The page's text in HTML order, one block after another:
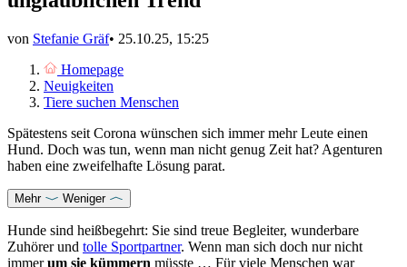
von Stefanie Gräf• 25.10.25, 15:25
Homepage
Neuigkeiten
Tiere suchen Menschen
Spätestens seit Corona wünschen sich immer mehr Leute einen
Hund. Doch was tun, wenn man nicht genug Zeit hat? Agenturen
haben eine zweifelhafte Lösung parat.
Mehr Weniger
Hunde sind heißbegehrt: Sie sind treue Begleiter, wunderbare
Zuhörer und tolle Sportpartner. Wenn man sich doch nur nicht
immerum sie kümmern müsste … Für viele Menschen war